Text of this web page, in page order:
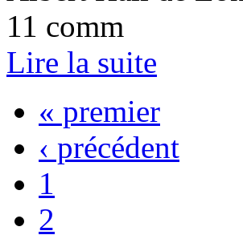
11 comm
Lire la suite
« premier
‹ précédent
1
2